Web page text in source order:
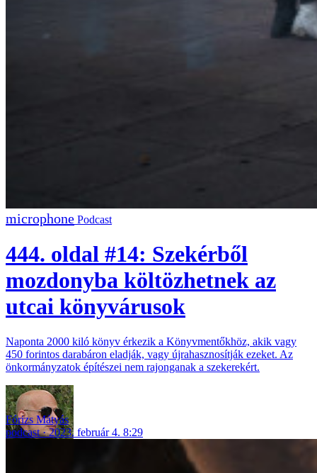
Podcast
444. oldal #14: Szekérből
mozdonyba költözhetnek az
utcai könyvárusok
Naponta 2000 kiló könyv érkezik a Könyvmentőkhöz, akik vagy
450 forintos darabáron eladják, vagy újrahasznosítják ezeket. Az
önkormányzatok építészei nem rajonganak a szekerekért.
Fórizs Mátyás
podcast
2023. február 4. 8:29